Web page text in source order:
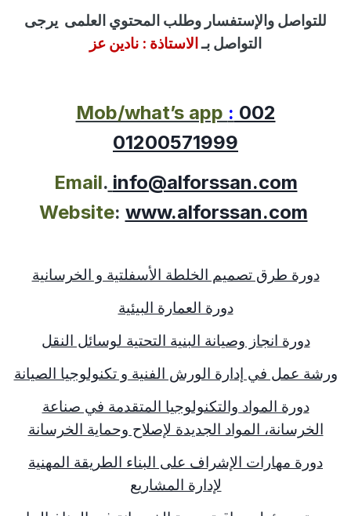
للتواصل والإستفسار وطلب المحتوي العلمى
يرجى
التواصل بـالاستاذة : نادين عز
Mob/what’s app: 002
01200571999
Email. info@alforssan.com
Website:www.alforssan.com
دورة طرق تصميم الخلطة الأسفلتية و الخرسانية
دورة العمارة البيئية
دورة انجاز وصيانة البنية التحتية لوسائل النقل
ورشة عمل في إدارة الورش الفنية و تكنولوجيا الصيانة
دورة المواد والتكنولوجيا المتقدمة في صناعة
الخرسانة، المواد الجديدة لإصلاح وحماية الخرسانة
دورة مهارات الإشراف على البناء الطريقة المهنية
لإدارة المشاريع